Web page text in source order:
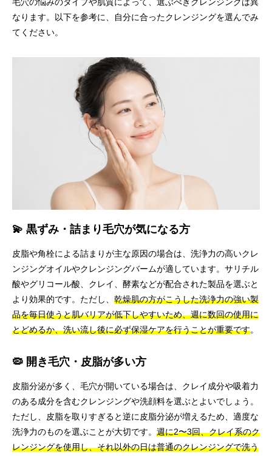
なります。以下を参考に、自分に合ったクレンジングを選んでみ
てください。
💫 黒ずみ・詰まり毛穴が気になる方
皮脂や角栓による詰まりが主な原因の場合は、洗浄力の高いクレ
ンジングオイルやクレンジングバームが適しています。サリチル
酸やグリコール酸、クレイ、酵素などが配合された製品を選ぶと
より効果的です。ただし、 乾燥肌の方がこうした洗浄力の強い製
品を毎日使うと肌バリアが低下しやすいため、週に数回の使用に
とどめるか、洗い流し後に必ず保湿ケアを行うことが重要です。
🦠 開き毛穴・皮脂が多い方
皮脂分泌が多く、毛穴が開いている場合は、クレイ成分や吸着力
のある成分を含むクレンジングや洗顔料を選ぶとよいでしょう。
ただし、皮脂を取りすぎると逆に皮脂分泌が増えるため、適度な
洗浄力のものを選ぶことが大切です。 週に2〜3回、クレイ系のク
レンジングを使用し、それ以外の日は普通のクレンジングで洗う